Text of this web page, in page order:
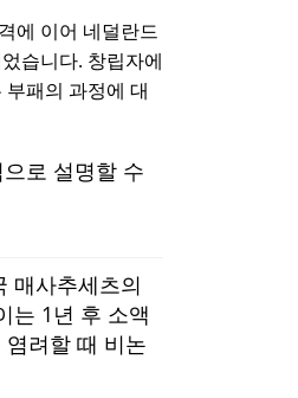
에 이어 네덜란드
습니다. 창립자에
패의 과정에 대
로 설명할 수
매사추세츠의
는 1년 후 소액
려할 때 비논